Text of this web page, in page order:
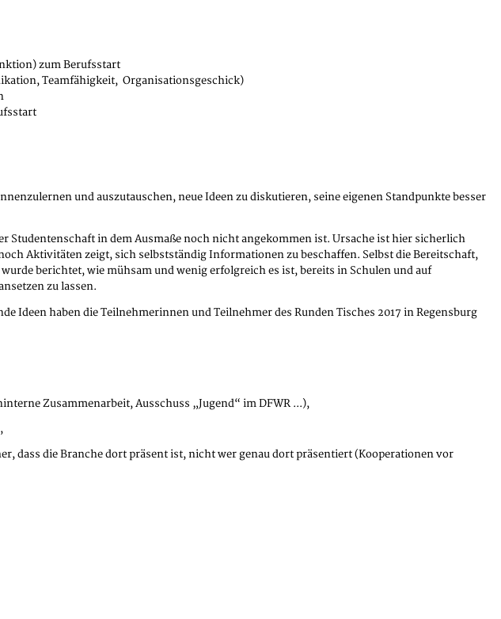
zum Berufsstart
Teamfähigkeit, Organisationsgeschick)
und auszutauschen, neue Ideen zu diskutieren, seine eigenen Standpunkte besser
Studentenschaft in dem Ausmaße noch nicht angekommen ist. Ursache ist hier sicherlich
Aktivitäten zeigt, sich selbstständig Informationen zu beschaffen. Selbst die Bereitschaft,
berichtet, wie mühsam und wenig erfolgreich es ist, bereits in Schulen und auf
zu lassen.
Ideen haben die Teilnehmerinnen und Teilnehmer des Runden Tisches 2017 in Regensburg
Zusammenarbeit, Ausschuss „Jugend“ im DFWR ...),
dass die Branche dort präsent ist, nicht wer genau dort präsentiert (Kooperationen vor